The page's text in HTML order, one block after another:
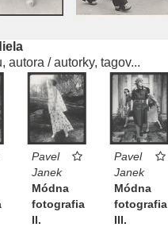
autora / autorky, tagov...
Pavel
Janek
Módna
fotografia
II.
Pavel
Janek
Módna
fotografia
III.